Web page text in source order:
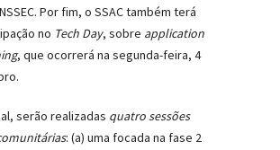
Por fim, o SSAC também terá
no Tech Day, sobre application
, que ocorrerá na segunda-feira, 4
serão realizadas quatro sessões
: (a) uma focada na fase 2